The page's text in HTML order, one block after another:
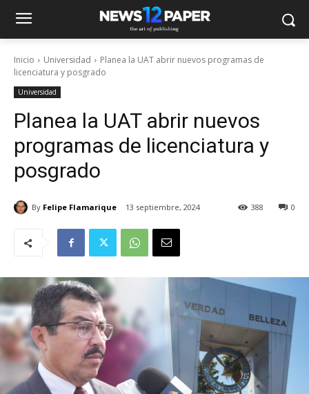
Inicio Universidad
Planea la UAT abrir nuevos programas de
licenciatura y posgrado
Universidad
Planea la UAT abrir nuevos
programas de licenciatura y
posgrado
By Felipe Flamarique 13 septiembre, 2024 0
388